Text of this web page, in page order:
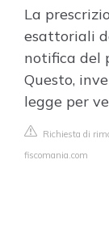
La
esattoriali
notifica del
Questo,
legge per
Richiesta di
fiscomania.com